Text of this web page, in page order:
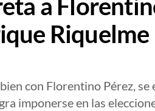
a
Riquelme
con Florentino Pérez,
imponerse en las